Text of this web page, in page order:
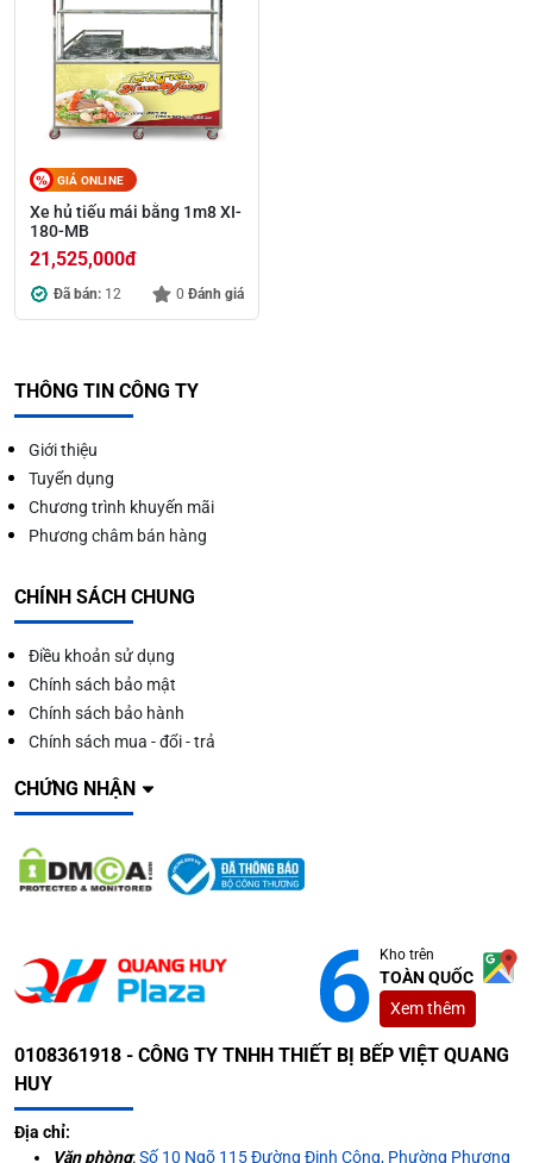
GIÁ ONLINE
Xe hủ tiếu mái bằng 1m8 XI-
180-MB
21,525,000đ
Đã bán: 12 0 Đánh giá
THÔNG TIN CÔNG TY
Giới thiệu
Tuyển dụng
Chương trình khuyến mãi
Phương châm bán hàng
CHÍNH SÁCH CHUNG
Điều khoản sử dụng
Chính sách bảo mật
Chính sách bảo hành
Chính sách mua - đổi - trả
CHỨNG NHẬN
Kho trên
TOÀN QUỐC
Xem thêm
0108361918 - CÔNG TY TNHH THIẾT BỊ BẾP VIỆT QUANG
HUY
Địa chỉ:
Văn phòng:Số 10 Ngõ 115 Đường Định Công, Phường Phương